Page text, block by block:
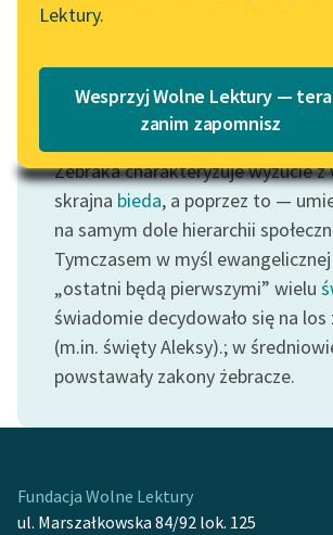
„Marzenie o Oriencie”
Lektury szkolne i klasyka
literatury do słuchania dla
uczennic i uczniów z
niepełnosprawnościami
E-kolekcja lektur
szkolnych i literatury do
słuchania dla uczennic i
uczniów z
skandynawskiej literatury
feministycznej
Katalog
Lektury.
Wesprzyj Wolne Lektury —
zanim zapomnisz
Motyw: Żebrak
Żebraka charakteryzuje wyzucie z
skrajna bieda, a poprzez to —
na samym dole hierarchii
Tymczasem w myśl
„ostatni będą pierwszymi” wielu
świadomie decydowało się na los
(m.in. święty Aleksy).; w
powstawały zakony żebracze.
Fundacja Wolne Lektury
ul. Marszałkowska 84/92 lok. 125